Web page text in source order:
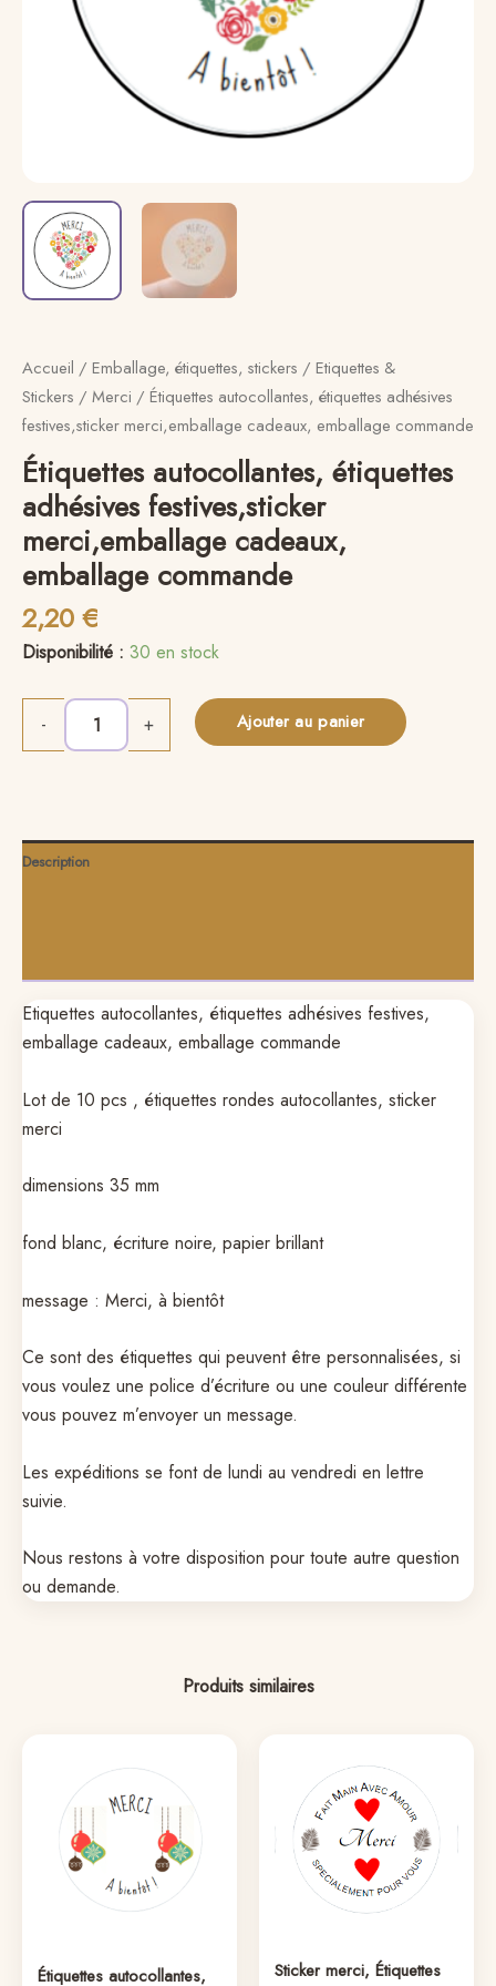
Accueil / Emballage, étiquettes, stickers / Etiquettes &
Stickers / Merci / Étiquettes autocollantes, étiquettes adhésives
festives,sticker merci,emballage cadeaux, emballage commande
Étiquettes autocollantes, étiquettes
adhésives festives,sticker
merci,emballage cadeaux,
emballage commande
2,20 €
Disponibilité : 30 en stock
-
commande
+ Ajouter au panier
Description
Etiquettes autocollantes, étiquettes adhésives festives,
emballage cadeaux, emballage commande
Lot de 10 pcs , étiquettes rondes autocollantes, sticker
merci
dimensions 35 mm
fond blanc, écriture noire, papier brillant
message : Merci, à bientôt
Ce sont des étiquettes qui peuvent être personnalisées, si
vous voulez une police d’écriture ou une couleur différente
vous pouvez m’envoyer un message.
Les expéditions se font de lundi au vendredi en lettre
suivie.
Nous restons à votre disposition pour toute autre question
ou demande.
Produits similaires
Étiquettes autocollantes, Sticker merci, Étiquettes